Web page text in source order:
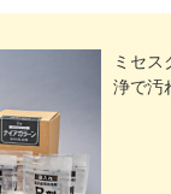
ミセス
浄で汚